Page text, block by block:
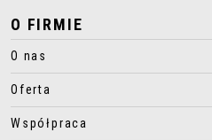
O FIRMIE
O nas
Oferta
Współpraca